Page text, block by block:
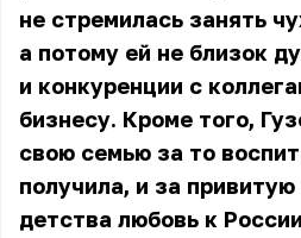
не стремилась занять
а потому ей не близок
и конкуренции с
бизнесу. Кроме того,
свою семью за то
получила, и за
детства любовь к